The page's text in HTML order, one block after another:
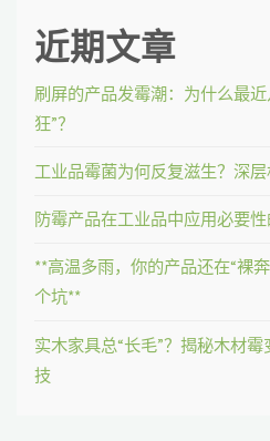
近期文章
刷屏的产品发霉潮：为什么最
狂”？
工业品霉菌为何反复滋生？深
防霉产品在工业品中应用必要
**高温多雨，你的产品还在“裸
个坑**
实木家具总“长毛”？揭秘木材
技